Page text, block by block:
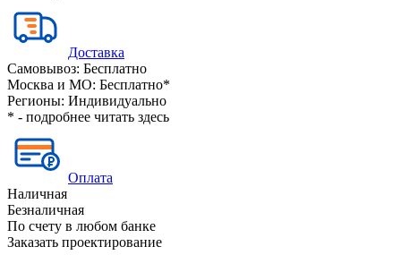
Доставка
Самовывоз: Бесплатно
Москва и МО: Бесплатно*
Регионы: Индивидуально
* - подробнее читать здесь
Оплата
Наличная
Безналичная
По счету в любом банке
Заказать проектирование